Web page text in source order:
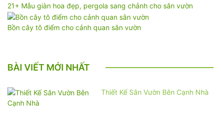
21+ Mẫu giàn hoa đẹp, pergola sang chảnh cho sân vườn
Bồn cây tô điểm cho cảnh quan sân vườn
BÀI VIẾT MỚI NHẤT
Thiết Kế Sân Vườn Bên Cạnh Nhà